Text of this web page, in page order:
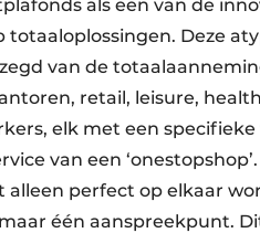
als een van de
totaaloplossingen. Deze
van de
retail, leisure,
elk met een
van een
alleen perfect op elkaar
één aanspreekpunt.